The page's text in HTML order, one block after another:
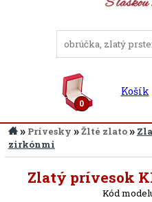
0
Košík
» Prívesky »Žlté zlato»
zirkónmi
Zlatý prívesok
Kód
Späť